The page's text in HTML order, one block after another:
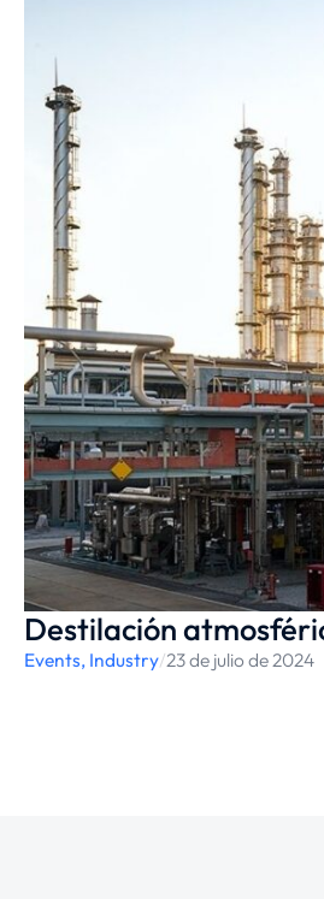
Destilación
Events, Industry/23 de julio de 2024